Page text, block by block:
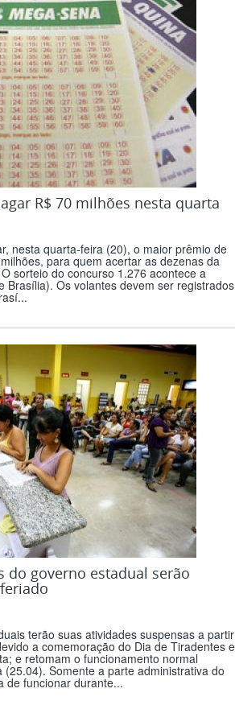
R$ 70 milhões nesta quarta
nesta quarta-feira (20), o maior prêmio de
para quem acertar as dezenas da
sorteio do concurso 1.276 acontece a
Brasília). Os volantes devem ser registrados
do governo estadual serão
terão suas atividades suspensas a partir
a comemoração do Dia de Tiradentes e
e retomam o funcionamento normal
Somente a parte administrativa do
de funcionar durante...